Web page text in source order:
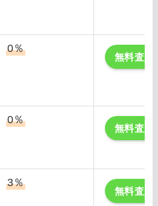
0％
無料査定
0％
無料査定
3％
無料査定